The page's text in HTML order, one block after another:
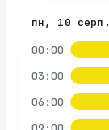
пн, 10 серп.
00:00
03:00
06:00